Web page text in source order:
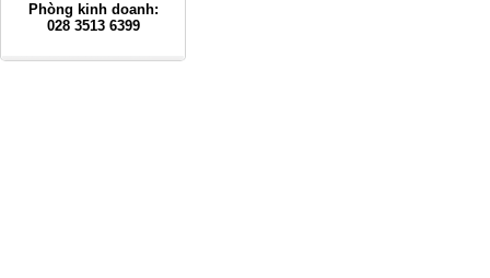
Phòng kinh doanh:
028 3513 6399